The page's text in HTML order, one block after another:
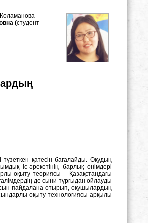
(студент-
қатесін бағалайды. Оқудың
іс-әрекетінің барлық өнімдері
оқыту теориясы – Қазақстандағы
де сыни тұрғыдан ойлауды
пайдалана отырып, оқушылардың
сындарлы оқыту технологиясы арқылы